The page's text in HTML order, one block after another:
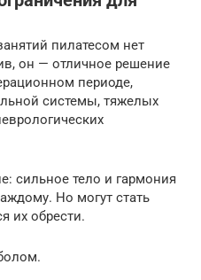
пилатесом нет
он — отличное решение
периоде,
системы, тяжелых
сильное тело и гармония
Но могут стать
их обрести.